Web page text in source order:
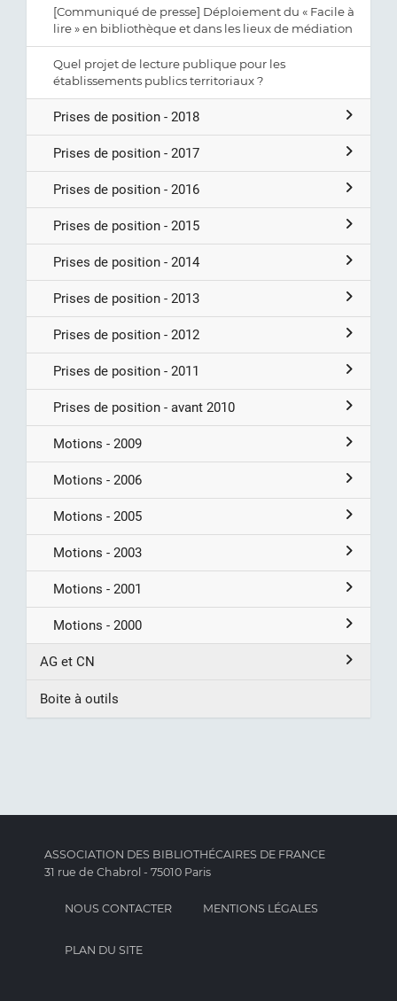
[Communiqué de presse] Déploiement du « Facile à
lire » en bibliothèque et dans les lieux de médiation
Quel projet de lecture publique pour les
établissements publics territoriaux ?
Prises de position - 2018
Prises de position - 2017
Prises de position - 2016
Prises de position - 2015
Prises de position - 2014
Prises de position - 2013
Prises de position - 2012
Prises de position - 2011
Prises de position - avant 2010
Motions - 2009
Motions - 2006
Motions - 2005
Motions - 2003
Motions - 2001
Motions - 2000
AG et CN
Boite à outils
ASSOCIATION DES BIBLIOTHÉCAIRES DE FRANCE
31 rue de Chabrol - 75010 Paris
NOUS CONTACTER MENTIONS LÉGALES
PLAN DU SITE